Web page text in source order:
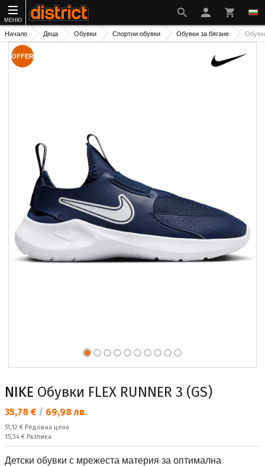
МЕНЮ
Начало Деца Обувки Спортни обувки Обувки за бягане
OFFER
NIKE Обувки FLEX RUNNER 3 (GS)
Текуща цена:
35,78 € / 69,98 лв.
Редовна цена:
51,12 € Редовна цена
Спестявате:
15,34 € Разлика
Детски обувки с мрежеста материя за оптимална